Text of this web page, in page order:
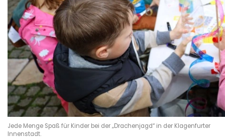
Jede Menge Spaß für Kinder bei der „Drachenjagd“ in der Klagenfurter
Innenstadt.